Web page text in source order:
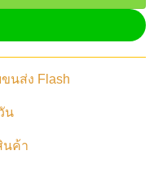
ขนส่ง Flash
น
นค้า